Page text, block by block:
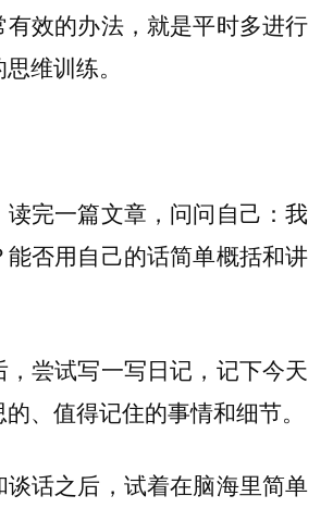
效的办法，就是平时多进行
维训练。
完一篇文章，问问自己：我
否用自己的话简单概括和讲
尝试写一写日记，记下今天
、值得记住的事情和细节。
谈话之后，试着在脑海里简单